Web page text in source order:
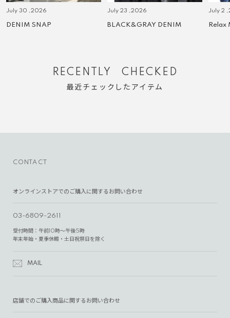
July 30 ,2026
DENIM SNAP
July 23 ,2026
BLACK&GRAY DENIM
July 2
Relax
RECENTLY CHECKED
最近チェックしたアイテム
CONTACT
オンラインストアでのご購入に関するお問い合わせ
03-6809-2611
受付時間：午前10時～午後5時
年末年始・夏季休暇・土日祝祭日を除く
MAIL
店舗でのご購入商品に関するお問い合わせ